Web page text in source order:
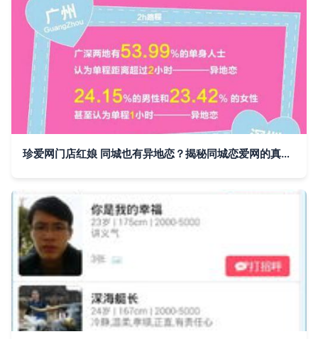
珍爱网门店红娘 同城也有异地恋？揭秘同城恋爱网的真实现状